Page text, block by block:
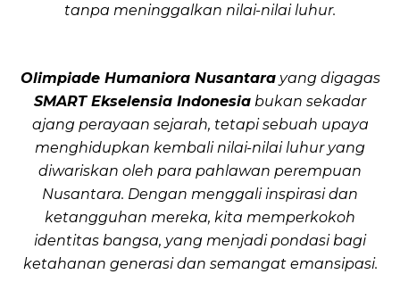
tanpa meninggalkan nilai-nilai luhur.
Olimpiade Humaniora Nusantarayang digagas
SMART Ekselensia Indonesia bukan sekadar
ajang perayaan sejarah, tetapi sebuah upaya
menghidupkan kembali nilai-nilai luhur yang
diwariskan oleh para pahlawan perempuan
Nusantara. Dengan menggali inspirasi dan
ketangguhan mereka, kita memperkokoh
identitas bangsa, yang menjadi pondasi bagi
ketahanan generasi dan semangat emansipasi.